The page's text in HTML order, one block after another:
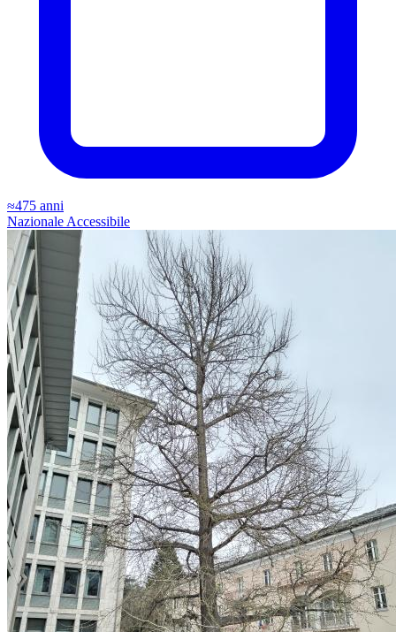
≈475 anni
Nazionale Accessibile